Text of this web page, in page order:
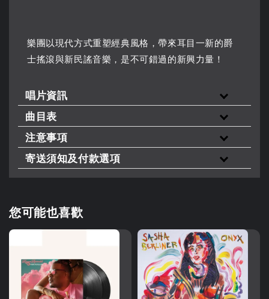
樂團以現代方式重塑經典風格，帶來耳目一新的爵
士搖滾與新民謠音樂，是不可錯過的新興力量！
唱片資訊
曲目表
注意事項
寄送須知及付款選項
您可能也喜歡